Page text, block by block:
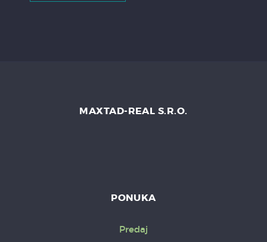
MAXTAD-REAL S.R.O.
PONUKA
Predaj